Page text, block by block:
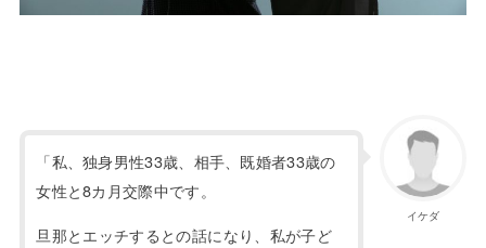
イケダ
「私、独身男性33歳、相手、既婚者33歳の
女性と8カ月交際中です。
旦那とエッチするとの話になり、私が子ど